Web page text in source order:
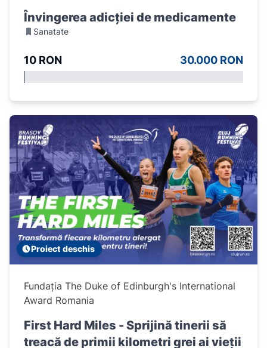
Învingerea adicției de medicamente
Sanatate
10 RON 30.000 RON
Proiect deschis
Fundația The Duke of Edinburgh's International
Award Romania
First Hard Miles - Sprijină tinerii să
treacă de primii kilometri grei ai vieții